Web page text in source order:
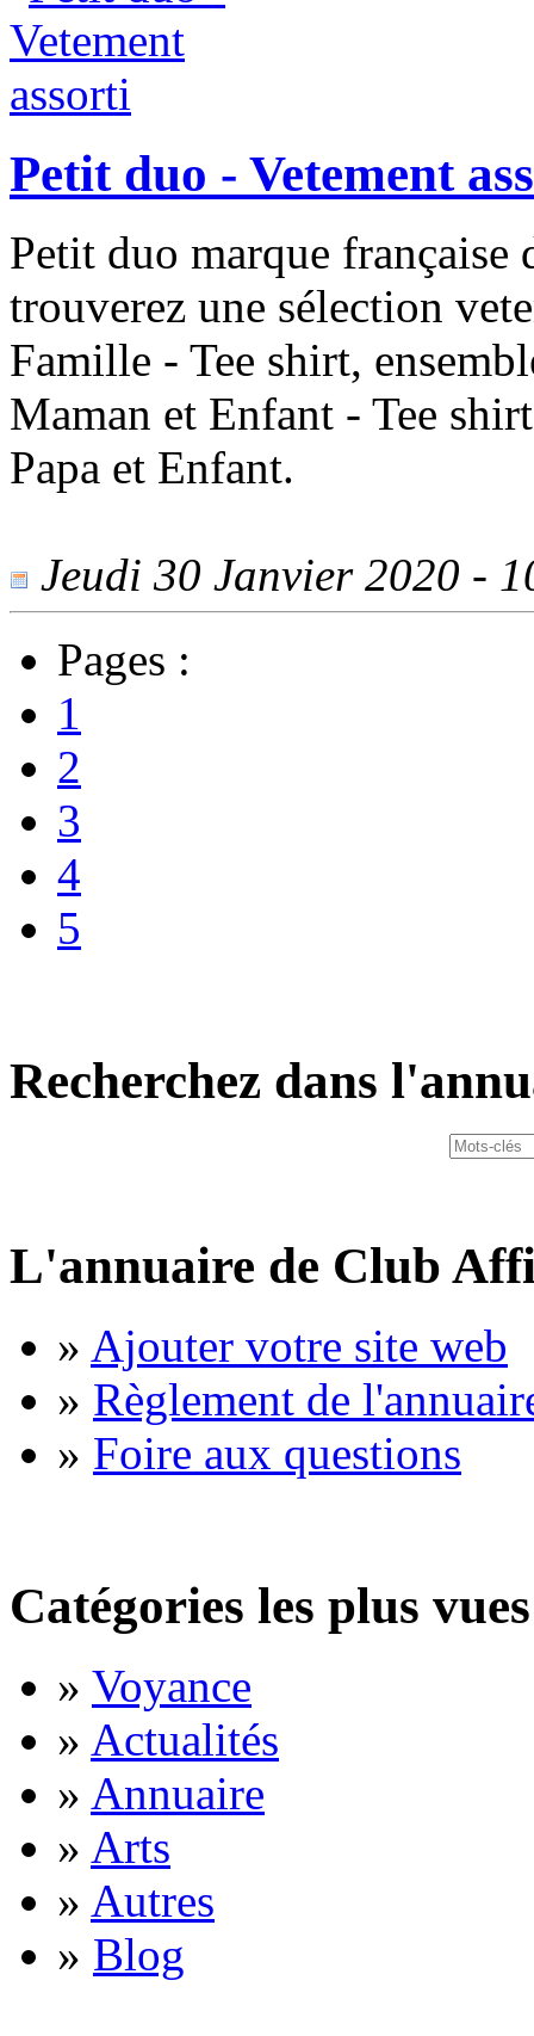
Petit duo - Vetement
Petit duo marque française
trouverez une sélection
Famille - Tee shirt,
Maman et Enfant - Tee
Papa et Enfant.
Jeudi 30 Janvier 2020 -
Pages :
1
2
3
4
5
Recherchez dans
L'annuaire de Club
» Ajouter votre site web
» Règlement de
» Foire aux questions
Catégories les plus vues
» Voyance
» Actualités
» Annuaire
» Arts
» Autres
» Blog